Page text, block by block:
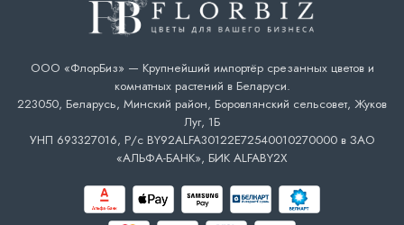
ООО «ФлорБиз» — Крупнейший импортёр срезанных цветов и
комнатных растений в Беларуси.
223050, Беларусь, Минский район, Боровлянский сельсовет, Жуков
Луг, 1Б
УНП 693327016, Р/с BY92ALFA30122E72540010270000 в ЗАО
«АЛЬФА-БАНК», БИК ALFABY2X